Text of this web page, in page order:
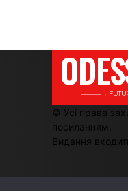
———→
© Усі права
посиланням.
Видання